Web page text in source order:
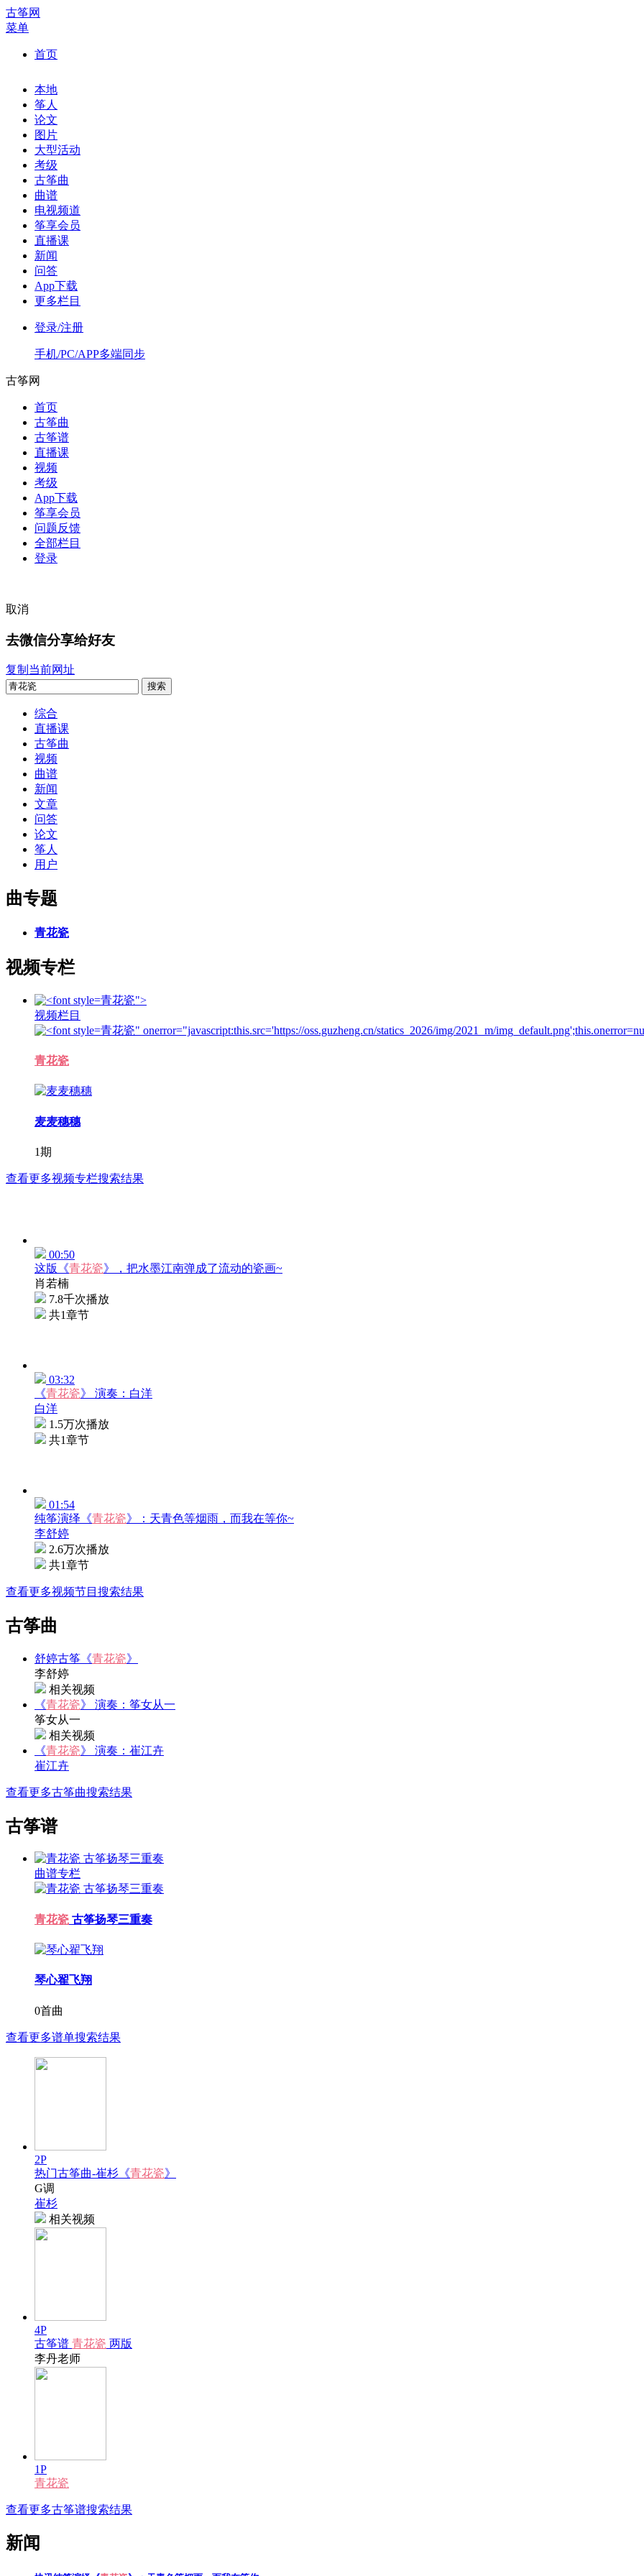
古筝网
菜单
首页
本地
筝人
论文
图片
大型活动
考级
古筝曲
曲谱
电视频道
筝享会员
直播课
新闻
问答
App下载
更多栏目
登录/注册
手机/PC/APP多端同步
古筝网
首页
古筝曲
古筝谱
直播课
视频
考级
App下载
筝享会员
问题反馈
全部栏目
登录
取消
去微信分享给好友
复制当前网址
搜索
综合
直播课
古筝曲
视频
曲谱
新闻
文章
问答
论文
筝人
用户
曲专题
青花瓷
视频专栏
青花瓷">
视频栏目
青花瓷" onerror="javascript:this.src='https://oss.guzheng.cn/statics_2026/img/2021_m/
青花瓷
麦麦穗穗
1期
查看更多视频专栏搜索结果
00:50
这版《青花瓷》，把水墨江南弹成了流动的瓷画~
肖若楠
7.8千次播放
共1章节
03:32
《青花瓷》 演奏：白洋
白洋
1.5万次播放
共1章节
01:54
纯筝演绎《青花瓷》：天青色等烟雨，而我在等你~
李舒婷
2.6万次播放
共1章节
查看更多视频节目搜索结果
古筝曲
舒婷古筝《青花瓷》
李舒婷
相关视频
《青花瓷》 演奏：筝女从一
筝女从一
相关视频
《青花瓷》 演奏：崔江卉
崔江卉
查看更多古筝曲搜索结果
古筝谱
曲谱专栏
青花瓷 古筝扬琴三重奏
琴心翟飞翔
0首曲
查看更多谱单搜索结果
2P
热门古筝曲-崔杉《青花瓷》
G调
崔杉
相关视频
4P
古筝谱 青花瓷 两版
李丹老师
1P
青花瓷
查看更多古筝谱搜索结果
新闻